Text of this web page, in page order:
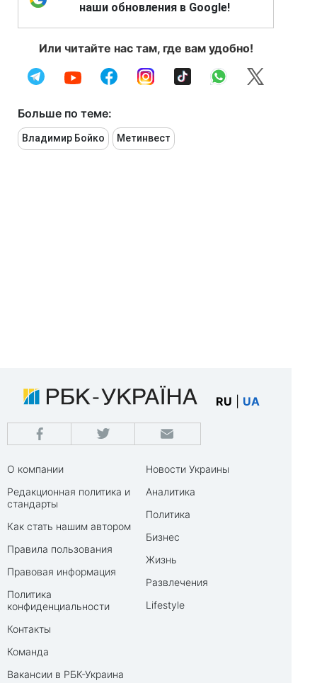
наши обновления в Google!
Или читайте нас там, где вам удобно!
Больше по теме:
Владимир Бойко Метинвест
RU UA
О компании
Редакционная политика и
стандарты
Как стать нашим автором
Правила пользования
Правовая информация
Политика
конфиденциальности
Контакты
Команда
Вакансии в РБК-Украина
Новости Украины
Аналитика
Политика
Бизнес
Жизнь
Развлечения
Lifestyle